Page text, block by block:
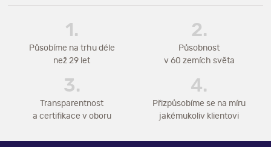
Působíme na trhu déle
než 29 let
Působnost
v 60 zemích světa
Transparentnost
a certifikace v oboru
Přizpůsobíme se na míru
jakémukoliv klientovi